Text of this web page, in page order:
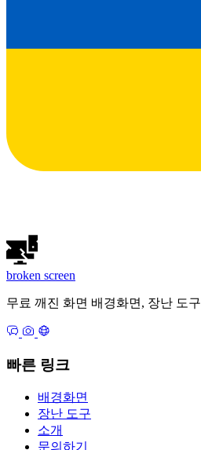
broken screen
무료 깨진 화면 배경화면, 장난 도
빠른 링크
배경화면
장난 도구
소개
문의하기